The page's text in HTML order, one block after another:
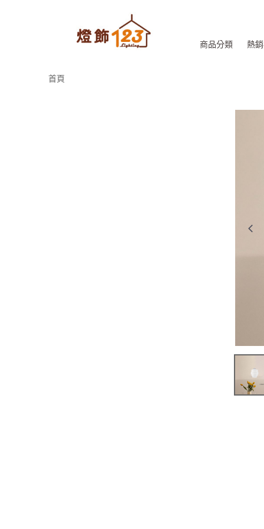
商品分類 熱
首頁